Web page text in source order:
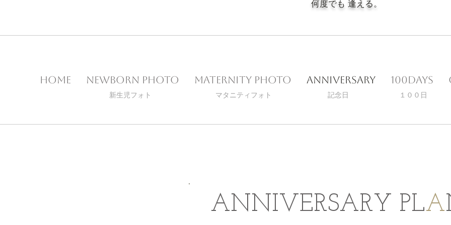
何度でも 逢える。
Home Newborn photo Maternity photo Anniversary 100days
新生児フォト ​記念日
​マタニティフォト １００日
ANNIVERSARY PLA